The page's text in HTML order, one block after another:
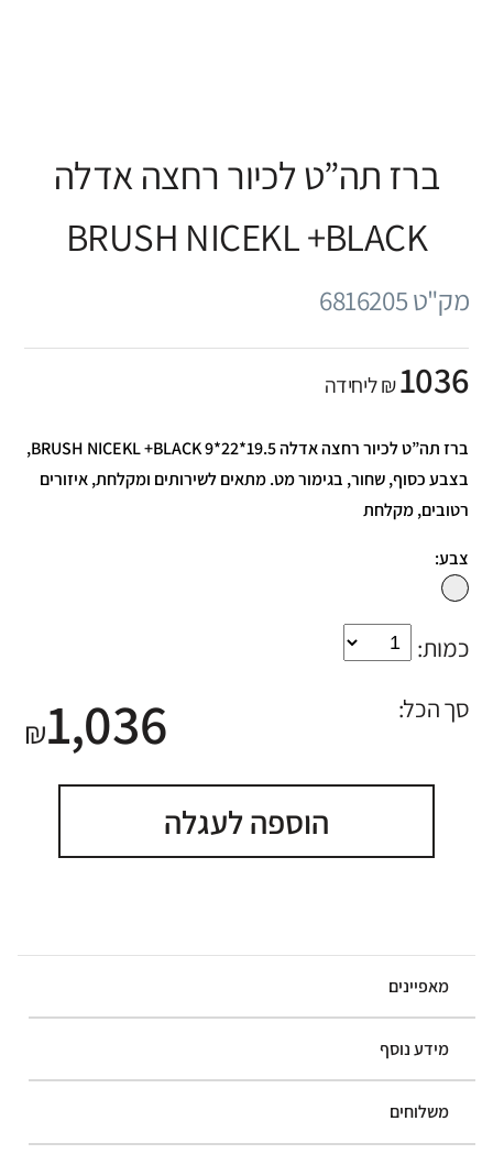
ברז תה”ט לכיור רחצה אדלה
BRUSH NICEKL +BLACK
מק"ט 6816205
1036₪ ליחידה
ברז תה”ט לכיור רחצה אדלה BRUSH NICEKL +BLACK 9*22*19.5,
בצבע כסוף, שחור, בגימור מט. מתאים לשירותים ומקלחת, איזורים
רטובים, מקלחת
צבע:
כמות:
סך הכל:
1,036
₪
הוספה לעגלה
מאפיינים
מידע נוסף
משלוחים